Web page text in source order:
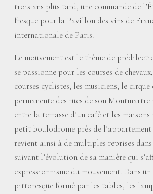
trois ans plus tard, une commande de
fresque pour la Pavillon des vins de
internationale de Paris.
Le mouvement est le thème de
se passionne pour les courses de
courses cyclistes, les musiciens, le
permanente des rues de son
entre la terrasse d’un café et les
petit boulodrome près de l’appartement
revient ainsi à de multiples reprises dans
suivant l’évolution de sa manière qui
expressionnisme du mouvement. Dans
pittoresque formé par les tables, les